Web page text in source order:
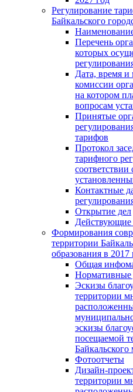
Регулирование
Байкальского
Перечень
которых
Дата, время и
комиссии
на котором
вопросам
Принятые
тарифов
Протокол
тарифного
соответствии
Контактные
Открытие дел
Действующие
Формирования
территории
образования в 2017
Общая
Нормативные
Эскизы
территории
эскизы
посещаемой
Фотоотчеты
Дизайн-
территории